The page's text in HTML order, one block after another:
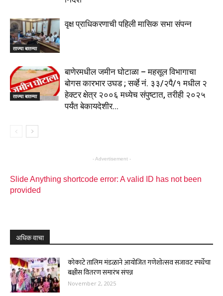
ताज्या बातम्या
वृक्ष प्राधिकरणाची पहिली मासिक सभा संपन्न
ताज्या बातम्या
बाणेरमधील जमीन घोटाळा – महसूल विभागाचा
बोगस कारभार उघड ; सर्व्हे नं. ३३/२पै/१ मधील २
हेक्टर क्षेत्र २००६ मध्येच संपुष्टात, तरीही २०२५
पर्यंत बेकायदेशीर...
- Advertisement -
Slide Anything shortcode error: A valid ID has not been
provided
अधिक वाचा
कोकाटे तालिम मंडळाने आयोजित गणेशोत्सव सजावट स्पर्धेचा
बक्षीस वितरण समारंभ संपन्न
November 2, 2025